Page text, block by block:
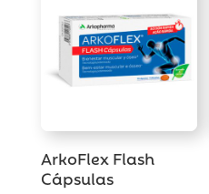
ArkoFlex Flash
Cápsulas